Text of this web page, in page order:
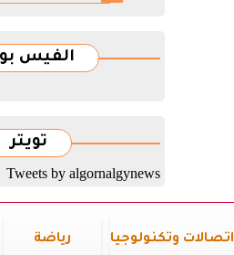
الفيس
تويتر
Tweets by algornalgynews
اتصالات وتكنولوجيا رياضة